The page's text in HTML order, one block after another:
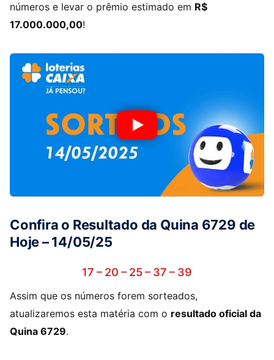
números e levar o prêmio estimado em R$
17.000.000,00!
Confira o Resultado da Quina 6729 de
Hoje – 14/05/25
17 – 20 – 25 – 37 – 39
Assim que os números forem sorteados,
atualizaremos esta matéria com o resultado oficial da
Quina 6729.